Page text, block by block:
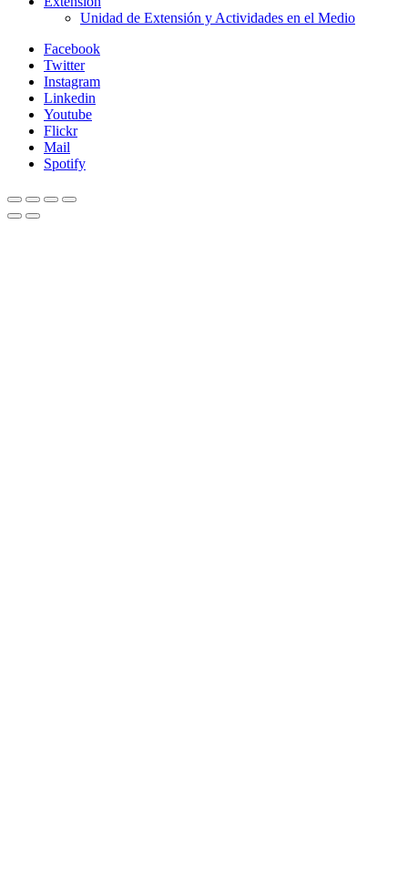
Unidad de Extensión y Actividades en el Medio
Facebook
Twitter
Instagram
Linkedin
Youtube
Flickr
Mail
Spotify